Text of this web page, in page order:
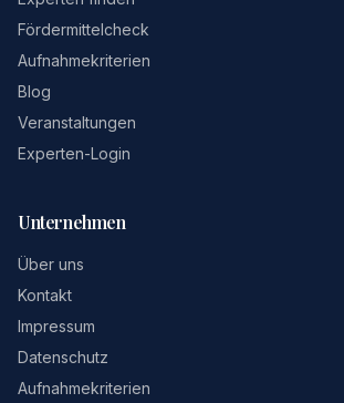
Fördermittelcheck
Aufnahmekriterien
Blog
Veranstaltungen
Experten-Login
Unternehmen
Über uns
Kontakt
Impressum
Datenschutz
Aufnahmekriterien